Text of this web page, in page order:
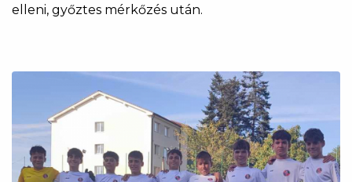
elleni, győztes mérkőzés után.